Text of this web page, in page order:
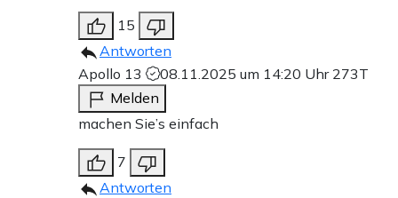
15
Antworten
Apollo 13
08.11.2025 um 14:20 Uhr 273T
Melden
machen Sie’s einfach
7
Antworten